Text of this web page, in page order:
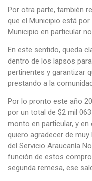
Por otra parte, también
que el Municipio está
Municipio en particular
En este sentido, queda
dentro de los lapsos
pertinentes y garantizar
prestando a la
Por lo pronto este año
por un total de $2 mil
monto en particular, y
quiero agradecer de
del Servicio Araucanía
función de estos
segunda remesa, ese